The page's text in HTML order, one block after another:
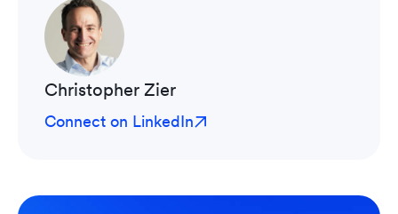
Christopher Zier
Connect on LinkedIn